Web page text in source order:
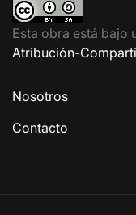
Esta obra está bajo
Atribución-
Nosotros
Contacto